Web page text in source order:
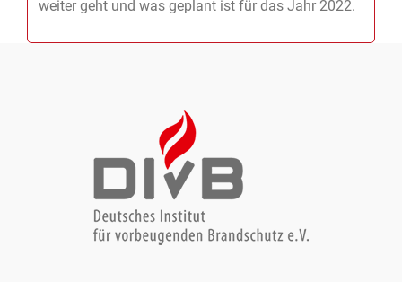
und Lithium-Ionen-Akkus und er verrät uns wie es